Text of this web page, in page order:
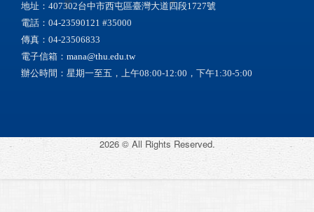
地址：407302台中市西屯區臺灣大道四段1727號
電話：04-23590121 #35000
傳真：04-23506833
電子信箱： mana@thu.edu.tw
辦公時間：星期一至五，上午08:00-12:00，下午1:30-5:00
2026 © All Rights Reserved.